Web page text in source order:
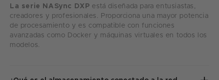
La serie NASync DXP está diseñada para entusiastas,
creadores y profesionales. Proporciona una mayor potencia
de procesamiento y es compatible con funciones
avanzadas como Docker y máquinas virtuales en todos los
modelos.